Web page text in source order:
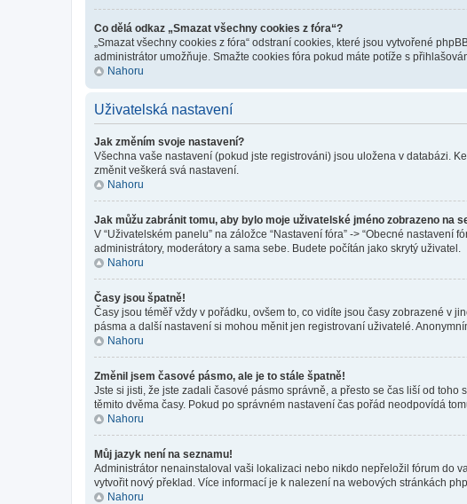
Co dělá odkaz „Smazat všechny cookies z fóra“?
„Smazat všechny cookies z fóra“ odstraní cookies, které jsou vytvořené
administrátor umožňuje. Smažte cookies fóra pokud máte potíže s
Nahoru
Uživatelská nastavení
Jak změním svoje nastavení?
Všechna vaše nastavení (pokud jste registrováni) jsou uložena v databázi.
změnit veškerá svá nastavení.
Nahoru
Jak můžu zabránit tomu, aby bylo moje uživatelské jméno zobrazeno na
V “Uživatelském panelu” na záložce “Nastavení fóra” -> “Obecné nastavení
administrátory, moderátory a sama sebe. Budete počítán jako skrytý uživatel.
Nahoru
Časy jsou špatně!
Časy jsou téměř vždy v pořádku, ovšem to, co vidíte jsou časy zobrazené v
pásma a další nastavení si mohou měnit jen registrovaní uživatelé.
Nahoru
Změnil jsem časové pásmo, ale je to stále špatně!
Jste si jisti, že jste zadali časové pásmo správně, a přesto se čas liší od
těmito dvěma časy. Pokud po správném nastavení čas pořád neodpovídá
Nahoru
Můj jazyk není na seznamu!
Administrátor nenainstaloval vaši lokalizaci nebo nikdo nepřeložil fórum do
vytvořit nový překlad. Více informací je k nalezení na webových stránkách
Nahoru